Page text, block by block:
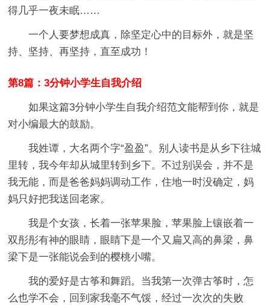
得几乎一夜未眠……
一个人要梦想成真，除坚定心中的目标外，就是坚
持、坚持、再坚持，直至成功！
第8篇：3分钟小学生自我介绍
如果这篇3分钟小学生自我介绍范文能帮到你，就是
对小编最大的鼓励。
我姓谭，大名两个字“盈盈”。别人读书是从乡下往城
里转，我今年却从城里转到乡下。不过别误会，并不是
我无能，而是爸爸妈妈调动工作，住地一时没确定，妈
妈只好把我送回老家。
我是个女孩，长着一张苹果脸，苹果脸上镶嵌着一
双彤彤有神的眼睛，眼睛下是一个又扁又高的鼻梁，鼻
梁下是一张能说会到的樱桃小嘴。
我的爱好是古筝和舞蹈。当我第一次弹古筝时，怎
么也学不会，回到家我毫不气馁，经过一次次的失败